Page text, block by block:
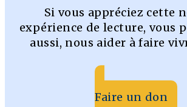
Si vous appréciez cette
expérience de lecture, vous
aussi, nous aider à faire
Faire un don